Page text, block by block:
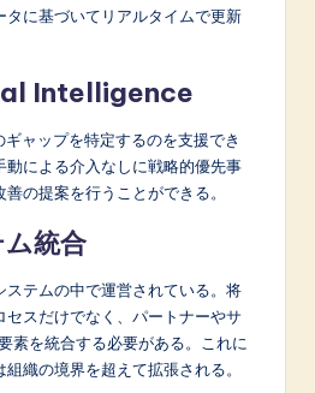
タに基づいてリアルタイムで更新
Intelligence
ャップを特定するのを支援でき
動による介入なしに戦略的優先事
の提案を行うことができる。
統合
ステムの中で運営されている。将
セスだけでなく、パートナーやサ
素を統合する必要がある。これに
織の境界を超えて拡張される。